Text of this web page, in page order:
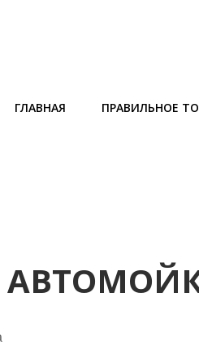
ГЛАВНАЯ ПРАВИЛЬНОЕ ТО